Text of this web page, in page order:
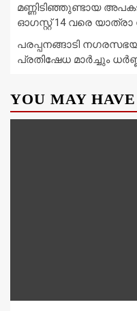
മണ്ണിടിഞ്ഞുണ്ടായ
ഓഗസ്റ്റ് 14 വരെ
പരപ്പനങ്ങാടി
പ്രതിഷേധ മാർച്ചും
YOU MAY